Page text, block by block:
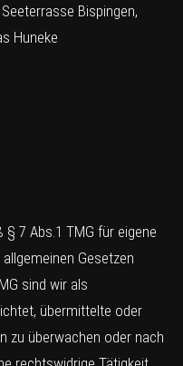
Bispingen,
Huneke
7 Abs.1 TMG für eigene
Gesetzen
sind wir als
übermittelte oder
zu überwachen oder nach